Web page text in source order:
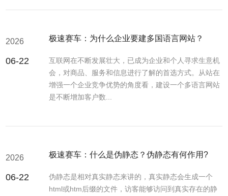
2026
06-22
极速赛车：为什么企业要建多国语言网站？
互联网在不断发展壮大，已成为企业和个人寻求生意机
会，对商品、服务和信息进行了解的首选方式。从站在
增强一个企业竞争优势的角度看，建设一个多语言网站
是不断增加客户数...
2026
06-22
极速赛车：什么是伪静态？伪静态有何作用?
伪静态是相对真实静态来讲的，真实静态会生成一个
html或htm后缀的文件，访客能够访问到真实存在的静